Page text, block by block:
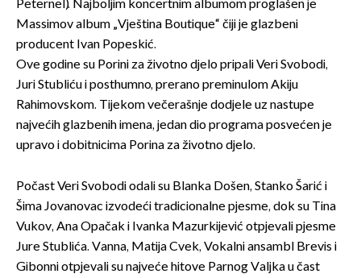
Peternel). Najboljim koncertnim albumom proglašen je
Massimov album „Vještina Boutique“ čiji je glazbeni
producent Ivan Popeskić.
Ove godine su Porini za životno djelo pripali Veri Svobodi,
Juri Stubliću i posthumno, prerano preminulom Akiju
Rahimovskom. Tijekom večerašnje dodjele uz nastupe
najvećih glazbenih imena, jedan dio programa posvećen je
upravo i dobitnicima Porina za životno djelo.
Počast Veri Svobodi odali su Blanka Došen, Stanko Šarić i
Šima Jovanovac izvodeći tradicionalne pjesme, dok su Tina
Vukov, Ana Opačak i Ivanka Mazurkijević otpjevali pjesme
Jure Stublića. Vanna, Matija Cvek, Vokalni ansambl Brevis i
Gibonni otpjevali su najveće hitove Parnog Valjka u čast